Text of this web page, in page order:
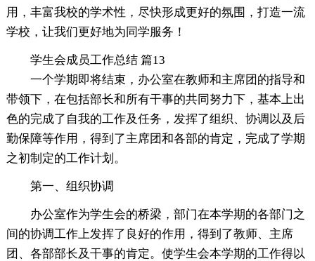
用，丰富我校的学术性，尽快形成更好的氛围，打造一流
学校，让我们更好地为同学服务！
学生会成员工作总结 篇13
一个学期即将结束，办公室在教师和主席团的指导和
带领下，在包括部长和所有干事的共同努力下，基本上出
色的完成了自我的工作及任务，发挥了组织、协调以及后
勤保障等作用，得到了主席团和各部的肯定，完成了学期
之初制定的工作计划。
第一、组织协调
办公室作为学生会的桥梁，部门在本学期的各部门之
间的协调工作上发挥了良好的作用，得到了教师、主席
团、各部部长及干事的肯定。使学生会本学期的工作得以